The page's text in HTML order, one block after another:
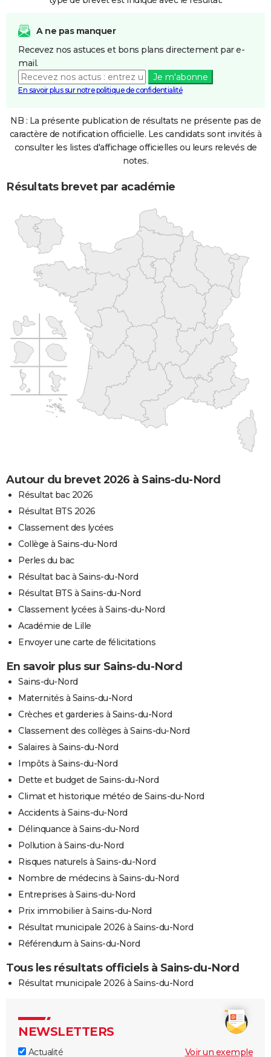
A ne pas manquer
Recevez nos astuces et bons plans directement par e-
mail.
Je m'abonne
En savoir plus sur notre politique de confidentialité
NB : La présente publication de résultats ne présente pas de
caractère de notification officielle. Les candidats sont invités à
consulter les listes d'affichage officielles ou leurs relevés de
notes.
Résultats brevet par académie
Autour du brevet 2026 à Sains-du-Nord
Résultat bac 2026
Résultat BTS 2026
Classement des lycées
Collège à Sains-du-Nord
Perles du bac
Résultat bac à Sains-du-Nord
Résultat BTS à Sains-du-Nord
Classement lycées à Sains-du-Nord
Académie de Lille
Envoyer une carte de félicitations
En savoir plus sur Sains-du-Nord
Sains-du-Nord
Maternités à Sains-du-Nord
Crèches et garderies à Sains-du-Nord
Classement des collèges à Sains-du-Nord
Salaires à Sains-du-Nord
Impôts à Sains-du-Nord
Dette et budget de Sains-du-Nord
Climat et historique météo de Sains-du-Nord
Accidents à Sains-du-Nord
Délinquance à Sains-du-Nord
Pollution à Sains-du-Nord
Risques naturels à Sains-du-Nord
Nombre de médecins à Sains-du-Nord
Entreprises à Sains-du-Nord
Prix immobilier à Sains-du-Nord
Résultat municipale 2026 à Sains-du-Nord
Référendum à Sains-du-Nord
Tous les résultats officiels à Sains-du-Nord
Résultat municipale 2026 à Sains-du-Nord
NEWSLETTERS
Actualité
Voir un exemple